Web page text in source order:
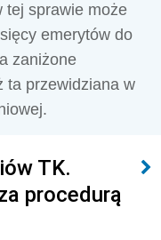
tej sprawie może
emerytów do
zaniżone
ta przewidziana w
TK.
procedurą